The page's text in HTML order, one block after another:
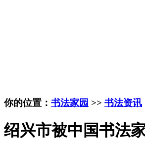
你的位置： 书法家园 >> 书法资讯
绍兴市被中国书法